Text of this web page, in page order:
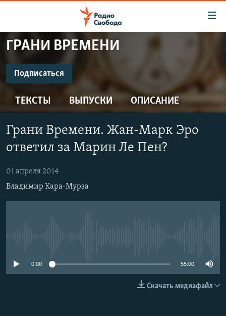
упрощенного
Вернуться
основному
содержанию
Вернутся
главной
Вернутся
поиску
ПРОГРАММЫ
ПОДКАСТЫ
МНЕНИЯ
КУЛЬТУРА
КАВКАЗ.РЕАЛИИ
СЕВЕР.РЕАЛИИ
ГРАНИ ВРЕМЕНИ
Подписаться
ПОДПИСАТЬСЯ
CastBox
Подписаться
ТЕКСТЫ ВЫПУСКИ ОПИСАНИЕ
Грани Времени. Жан-Марк Эро
ответил за Марин Ле Пен?
01 апреля 2014
Владимир Кара-Мурза
0:00 55:00
Скачать медиафайл